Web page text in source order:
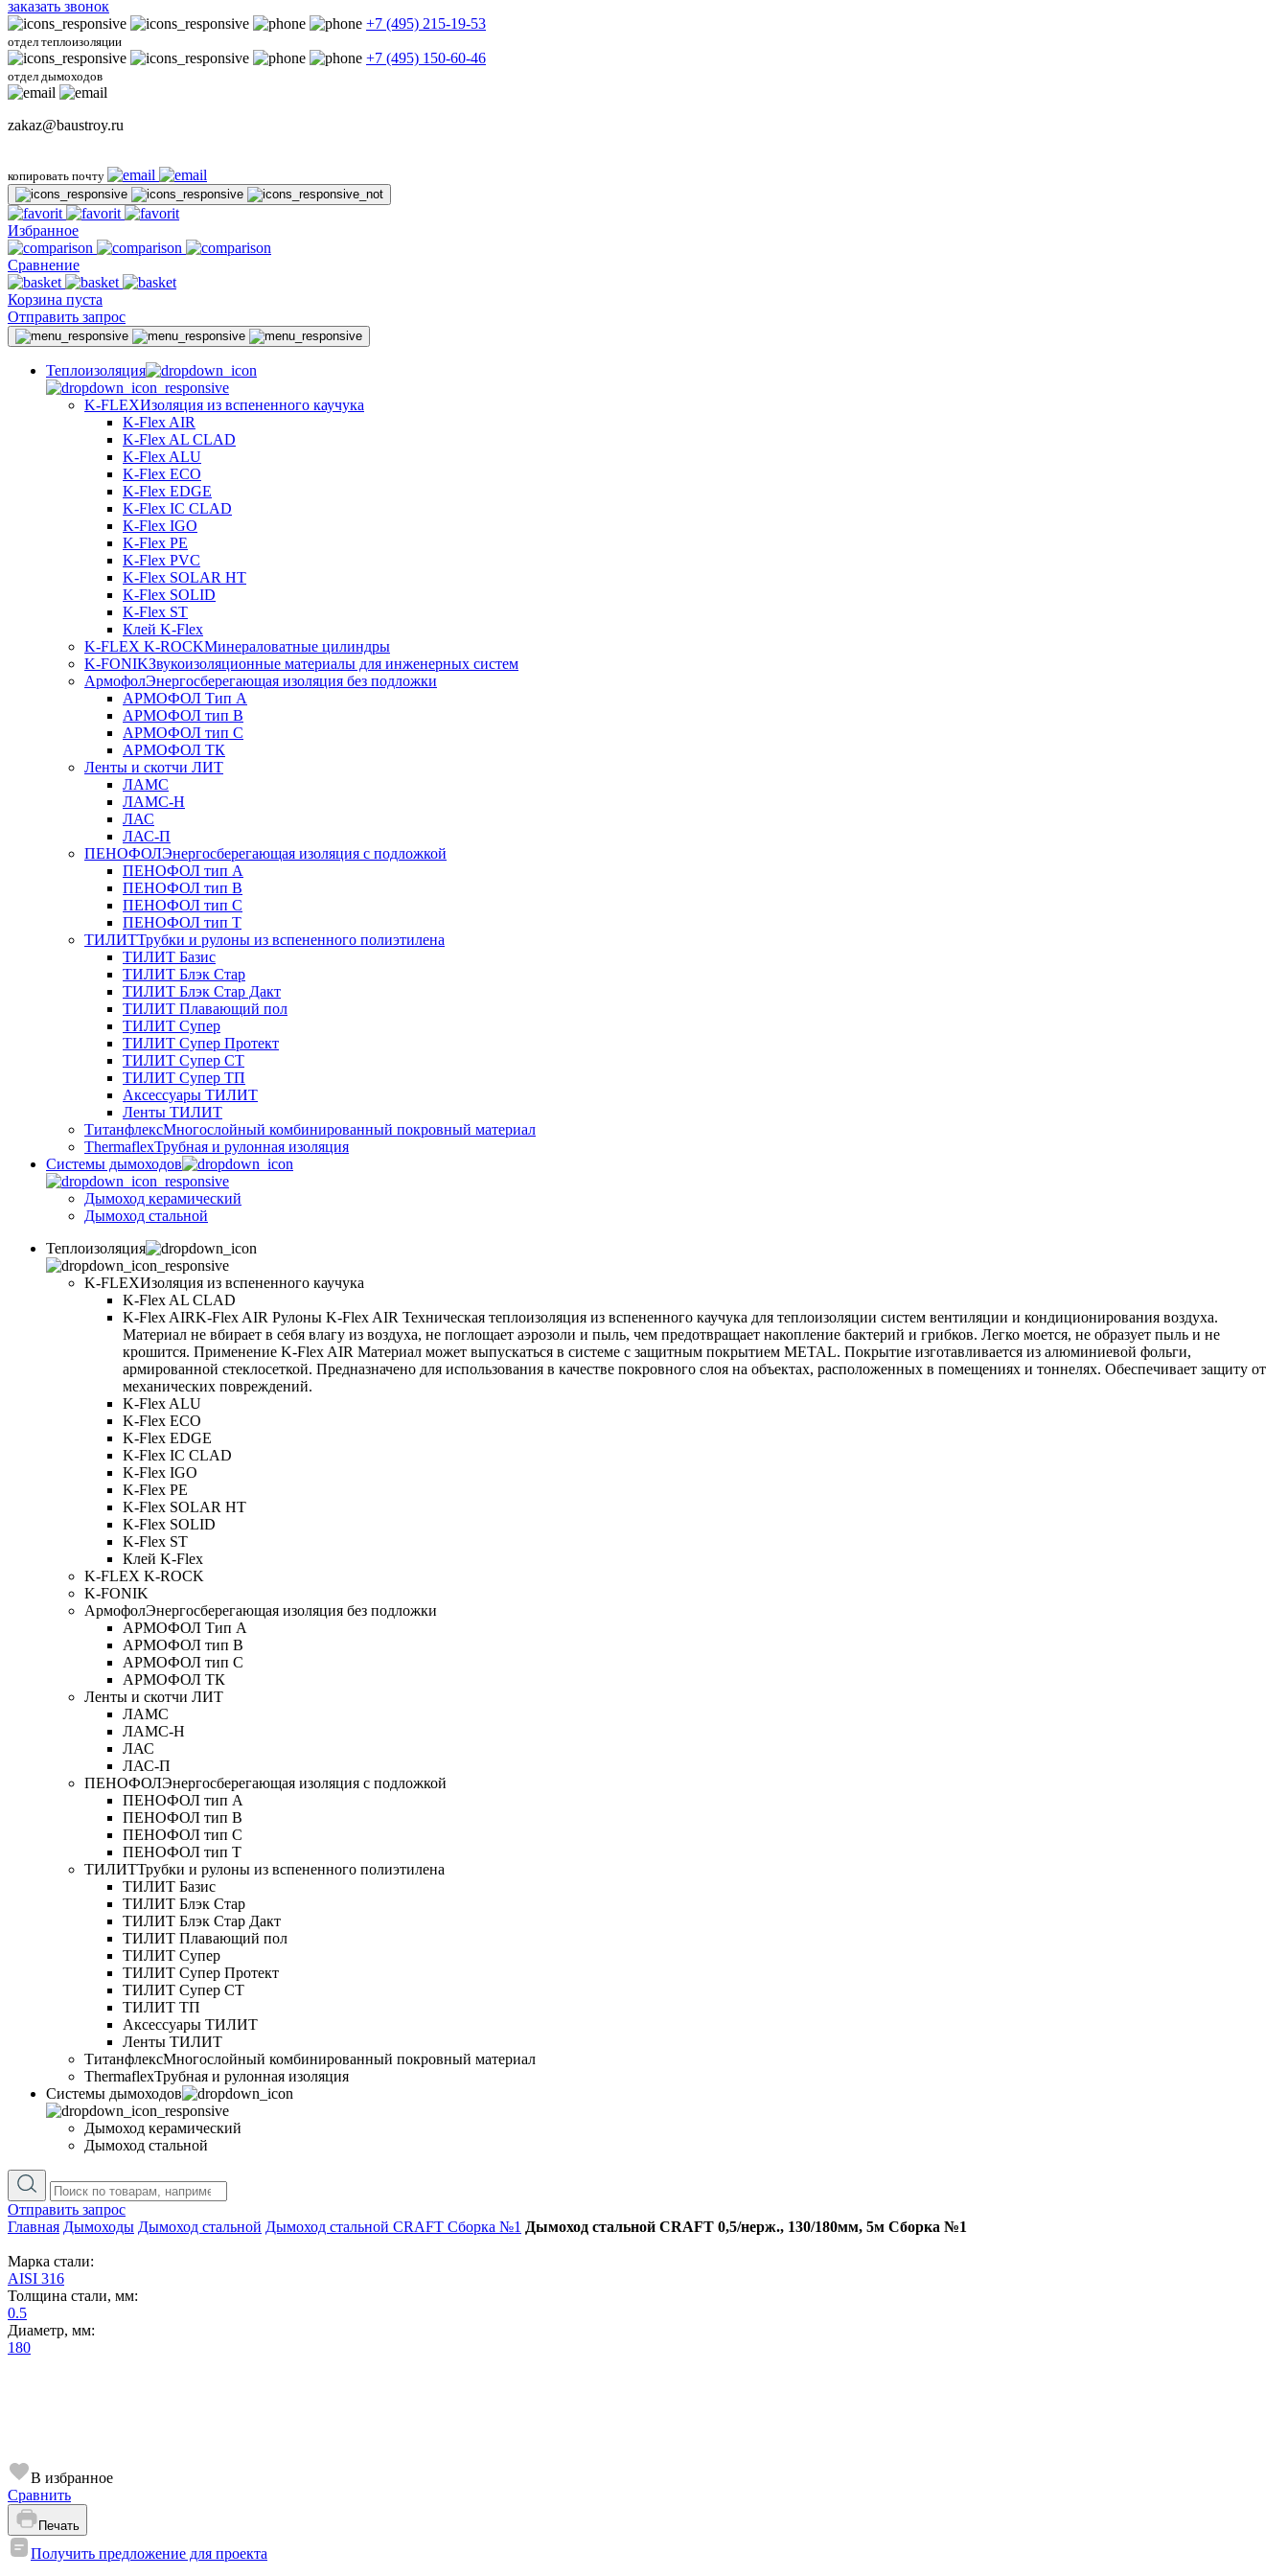
заказать звонок
+7 (495) 215-19-53
отдел теплоизоляции
+7 (495) 150-60-46
отдел дымоходов
zakaz@baustroy.ru
копировать почту
Избранное
Сравнение
Корзина пуста
Отправить запрос
Теплоизоляция
K-FLEXИзоляция из вспененного каучука
K-Flex AIR
K-Flex AL CLAD
K-Flex ALU
K-Flex ECO
K-Flex EDGE
K-Flex IC CLAD
K-Flex IGO
K-Flex PE
K-Flex PVC
K-Flex SOLAR HT
K-Flex SOLID
K-Flex ST
Клей K-Flex
K-FLEX K-ROCKМинераловатные цилиндры
K-FONIKЗвукоизоляционные материалы для инженерных систем
АрмофолЭнергосберегающая изоляция без подложки
АРМОФОЛ Тип А
АРМОФОЛ тип В
АРМОФОЛ тип C
АРМОФОЛ ТК
Ленты и скотчи ЛИТ
ЛАМС
ЛАМС-Н
ЛАС
ЛАС-П
ПЕНОФОЛЭнергосберегающая изоляция с подложкой
ПЕНОФОЛ тип А
ПЕНОФОЛ тип B
ПЕНОФОЛ тип C
ПЕНОФОЛ тип T
ТИЛИТТрубки и рулоны из вспененного полиэтилена
ТИЛИТ Базис
ТИЛИТ Блэк Стар
ТИЛИТ Блэк Стар Дакт
ТИЛИТ Плавающий пол
ТИЛИТ Супер
ТИЛИТ Супер Протект
ТИЛИТ Супер СТ
ТИЛИТ Супер ТП
Аксессуары ТИЛИТ
Ленты ТИЛИТ
ТитанфлексМногослойный комбинированный покровный материал
ThermaflexТрубная и рулонная изоляция
Cистемы дымоходов
Дымоход керамический
Дымоход стальной
Теплоизоляция
K-FLEXИзоляция из вспененного каучука
K-Flex AL CLAD
K-Flex AIRK-Flex AIR Рулоны K-Flex AIR Техническая теплоизоляция из вспененного каучука для теплоизоляции систем вентиляции и кондиционирования воздуха.
Материал не вбирает в себя влагу из воздуха, не поглощает аэрозоли и пыль, чем предотвращает накопление бактерий и грибков. Легко моется, не образует пыль и не
крошится. Применение K-Flex AIR Материал может выпускаться в системе c защитным покрытием METAL. Покрытие изготавливается из алюминиевой фольги,
армированной стеклосеткой. Предназначено для использования в качестве покровного слоя на объектах, расположенных в помещениях и тоннелях. Обеспечивает защиту от
механических повреждений.
K-Flex ALU
K-Flex ECO
K-Flex EDGE
K-Flex IC CLAD
K-Flex IGO
K-Flex PE
K-Flex SOLAR HT
K-Flex SOLID
K-Flex ST
Клей K-Flex
K-FLEX K-ROCK
K-FONIK
АрмофолЭнергосберегающая изоляция без подложки
АРМОФОЛ Тип А
АРМОФОЛ тип В
АРМОФОЛ тип C
АРМОФОЛ ТК
Ленты и скотчи ЛИТ
ЛАМС
ЛАМС-Н
ЛАС
ЛАС-П
ПЕНОФОЛЭнергосберегающая изоляция с подложкой
ПЕНОФОЛ тип А
ПЕНОФОЛ тип B
ПЕНОФОЛ тип C
ПЕНОФОЛ тип T
ТИЛИТТрубки и рулоны из вспененного полиэтилена
ТИЛИТ Базис
ТИЛИТ Блэк Стар
ТИЛИТ Блэк Стар Дакт
ТИЛИТ Плавающий пол
ТИЛИТ Супер
ТИЛИТ Супер Протект
ТИЛИТ Супер СТ
ТИЛИТ ТП
Аксессуары ТИЛИТ
Ленты ТИЛИТ
ТитанфлексМногослойный комбинированный покровный материал
ThermaflexТрубная и рулонная изоляция
Cистемы дымоходов
Дымоход керамический
Дымоход стальной
Отправить запрос
Главная Дымоходы Дымоход стальной Дымоход стальной CRAFT Сборка №1 Дымоход стальной CRAFT 0,5/нерж., 130/180мм, 5м Сборка №1
Марка стали:
AISI 316
Толщина стали, мм:
0.5
Диаметр, мм:
180
В избранное
Сравнить
Печать
Получить предложение для проекта